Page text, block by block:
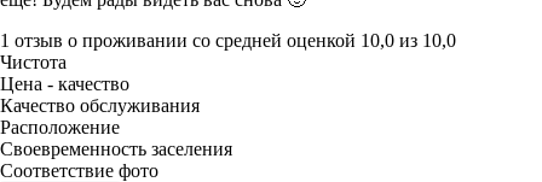
1 отзыв о проживании со средней оценкой 10,0 из 10,0
Чистота
Цена - качество
Качество обслуживания
Расположение
Своевременность заселения
Соответствие фото